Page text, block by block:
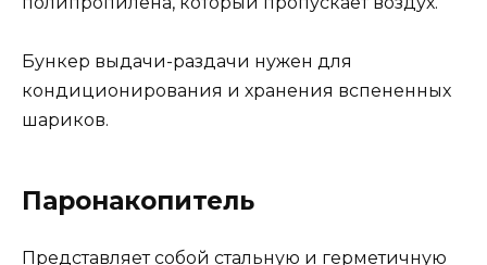
Бункер выдачи-раздачи нужен для
кондиционирования и хранения вспененных
шариков.
Паронакопитель
Представляет собой стальную и герметичную